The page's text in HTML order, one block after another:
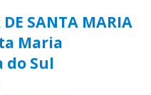
DE SANTA MARIA
Maria
do Sul